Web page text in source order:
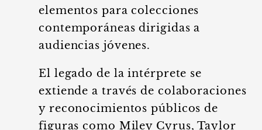
elementos para colecciones
contemporáneas dirigidas a
audiencias jóvenes.
El legado de la intérprete se
extiende a través de colaboraciones
y reconocimientos públicos de
figuras como Miley Cyrus, Taylor